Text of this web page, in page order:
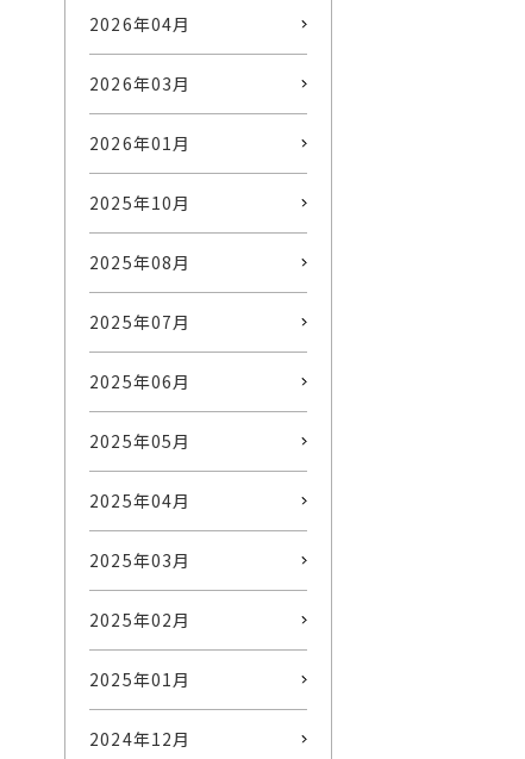
2026年04月
2026年03月
2026年01月
2025年10月
2025年08月
2025年07月
2025年06月
2025年05月
2025年04月
2025年03月
2025年02月
2025年01月
2024年12月